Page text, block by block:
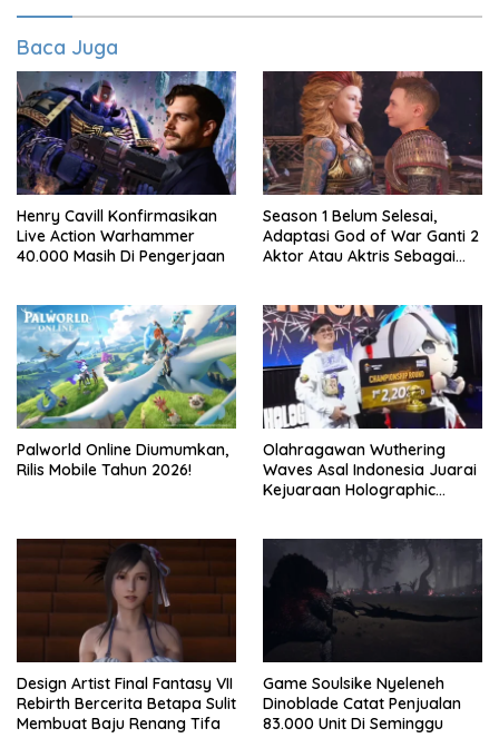
Baca Juga
Henry Cavill Konfirmasikan
Live Action Warhammer
40.000 Masih Di Pengerjaan
Season 1 Belum Selesai,
Adaptasi God of War Ganti 2
Aktor Atau Aktris Sebagai
Palworld Online Diumumkan,
Rilis Mobile Tahun 2026!
Olahragawan Wuthering
Waves Asal Indonesia Juarai
Kejuaraan Holographic
Design Artist Final Fantasy VII
Rebirth Bercerita Betapa Sulit
Membuat Baju Renang Tifa
Game Soulsike Nyeleneh
Dinoblade Catat Penjualan
83.000 Unit Di Seminggu